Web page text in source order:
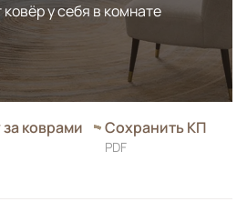
у себя в комнате
коврами Сохранить КП
PDF